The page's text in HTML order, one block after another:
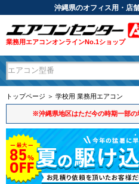
沖縄県のオフィス用・店
業務用エアコンオンラインNo.1ショップ
トップページ ＞ 学校用 業務用エアコン
※沖縄県地区はただ今の時期一部の